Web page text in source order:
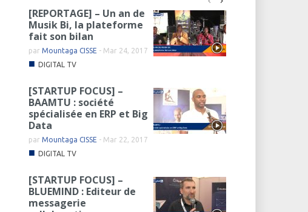
[REPORTAGE] – Un an de
Musik Bi, la plateforme
fait son bilan
parMountaga CISSE - Mar 24, 2017
■ DIGITAL TV
[STARTUP FOCUS] –
BAAMTU : société
spécialisée en ERP et Big
Data
parMountaga CISSE - Mar 22, 2017
■ DIGITAL TV
[STARTUP FOCUS] –
BLUEMIND : Editeur de
messagerie